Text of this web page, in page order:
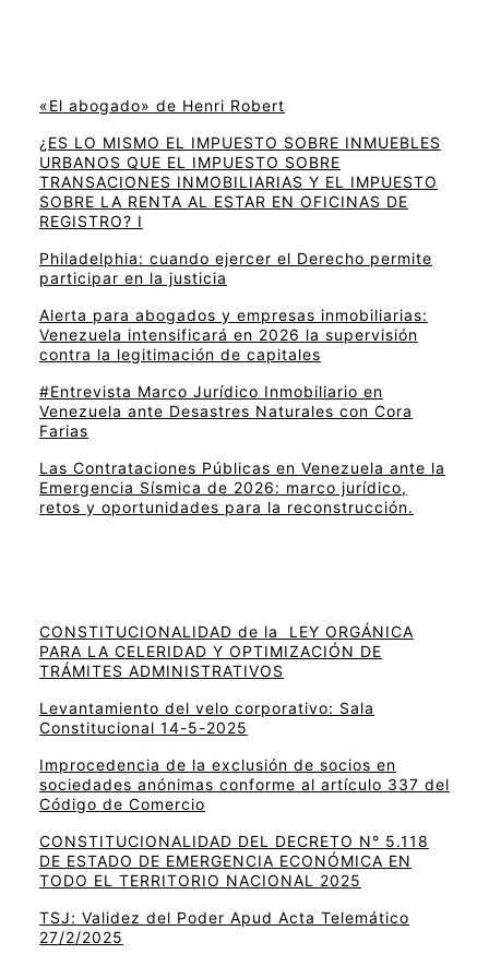
«El abogado» de Henri Robert
¿ES LO MISMO EL IMPUESTO SOBRE INMUEBLES
URBANOS QUE EL IMPUESTO SOBRE
TRANSACIONES INMOBILIARIAS Y EL IMPUESTO
SOBRE LA RENTA AL ESTAR EN OFICINAS DE
REGISTRO? I
Philadelphia: cuando ejercer el Derecho permite
participar en la justicia
Alerta para abogados y empresas inmobiliarias:
Venezuela intensificará en 2026 la supervisión
contra la legitimación de capitales
#Entrevista Marco Jurídico Inmobiliario en
Venezuela ante Desastres Naturales con Cora
Farias
Las Contrataciones Públicas en Venezuela ante la
Emergencia Sísmica de 2026: marco jurídico,
retos y oportunidades para la reconstrucción.
CONSTITUCIONALIDAD de la LEY ORGÁNICA
PARA LA CELERIDAD Y OPTIMIZACIÓN DE
TRÁMITES ADMINISTRATIVOS
Levantamiento del velo corporativo: Sala
Constitucional 14-5-2025
Improcedencia de la exclusión de socios en
sociedades anónimas conforme al artículo 337 del
Código de Comercio
CONSTITUCIONALIDAD DEL DECRETO N° 5.118
DE ESTADO DE EMERGENCIA ECONÓMICA EN
TODO EL TERRITORIO NACIONAL 2025
TSJ: Validez del Poder Apud Acta Telemático
27/2/2025